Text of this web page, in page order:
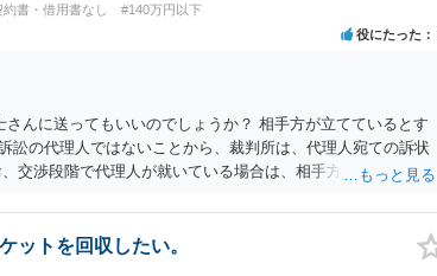
に対する返還義務の発生や履行時期には何ら影響を及ぼす
を不必要に遅延させることなく、誠意をもって速やかに返金
約書・借用書なし #140万円以下
役にたった
んに送ってもいいのでしょうか？ 相手方が立てているとす
訟の代理人ではないことから、裁判所は、代理人宛ての訴状
交渉段階で代理人が就いている場合は、相手方（被告）の住
絡し、引き続き訴訟も受任するかを聞いたうえで、受任の意
達するのではなく、代理人に訴状の受領を促すこともありま
ットを回収したい。